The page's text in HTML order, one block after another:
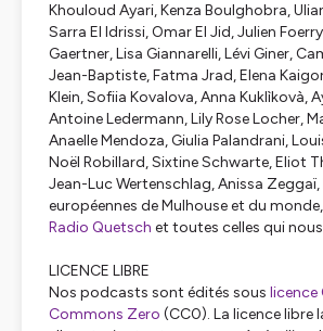
Khouloud Ayari, Kenza Boulghobra,
Sarra El Idrissi, Omar El Jid, Julien
Gaertner, Lisa Giannarelli, Lévi Giner,
Jean-Baptiste, Fatma Jrad, Elena
Klein, Sofiia Kovalova, Anna Kuklìkovà,
Antoine Ledermann, Lily Rose Locher,
Anaelle Mendoza, Giulia Palandrani,
Noël Robillard, Sixtine Schwarte, Eliot
Jean-Luc Wertenschlag, Anissa
européennes de Mulhouse et du
Radio Quetsch et toutes celles qui
LICENCE LIBRE
Nos podcasts sont édités sous licence
Commons Zero (CC0). La licence libre